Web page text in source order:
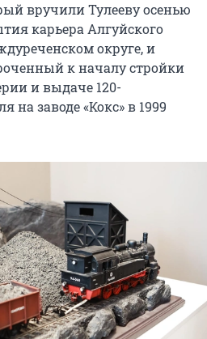
вручили Тулееву осенью
карьера Алгуйского
округе, и
к началу стройки
и выдаче 120-
заводе «Кокс» в 1999